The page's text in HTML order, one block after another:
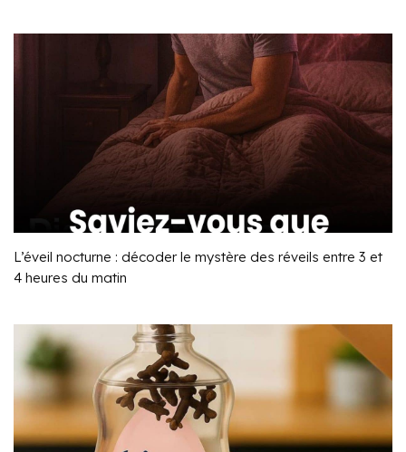
L’éveil nocturne : décoder le mystère des réveils entre 3 et
4 heures du matin